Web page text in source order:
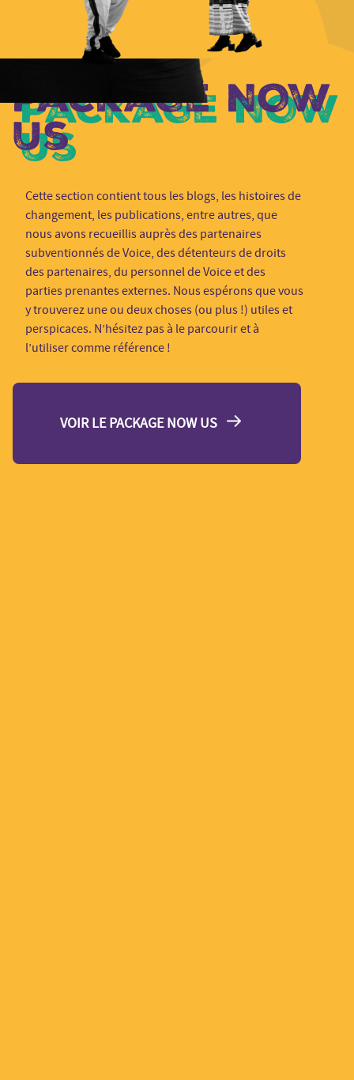
Package NOW
Us
Cette section contient tous les blogs, les histoires de
changement, les publications, entre autres, que
nous avons recueillis auprès des partenaires
subventionnés de Voice, des détenteurs de droits
des partenaires, du personnel de Voice et des
parties prenantes externes. Nous espérons que vous
y trouverez une ou deux choses (ou plus !) utiles et
perspicaces. N’hésitez pas à le parcourir et à
l’utiliser comme référence !
VOIR LE PACKAGE NOW US